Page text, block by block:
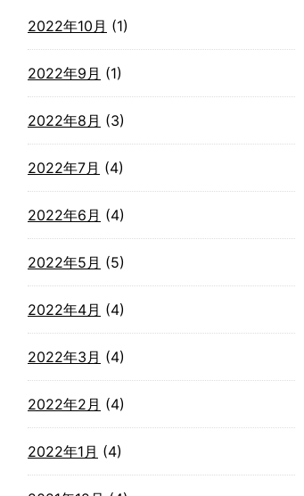
2022年10月 (1)
2022年9月 (1)
2022年8月 (3)
2022年7月 (4)
2022年6月 (4)
2022年5月 (5)
2022年4月 (4)
2022年3月 (4)
2022年2月 (4)
2022年1月 (4)